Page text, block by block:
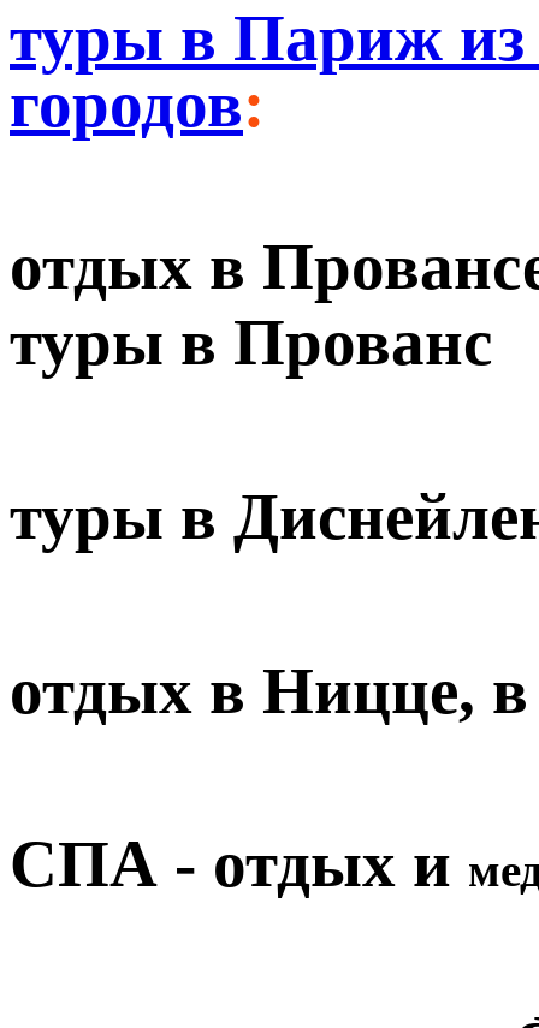
туры в Париж
городов:
отдых в
туры в Прованс
туры в
отдых в Ницце,
СПА - отдых и